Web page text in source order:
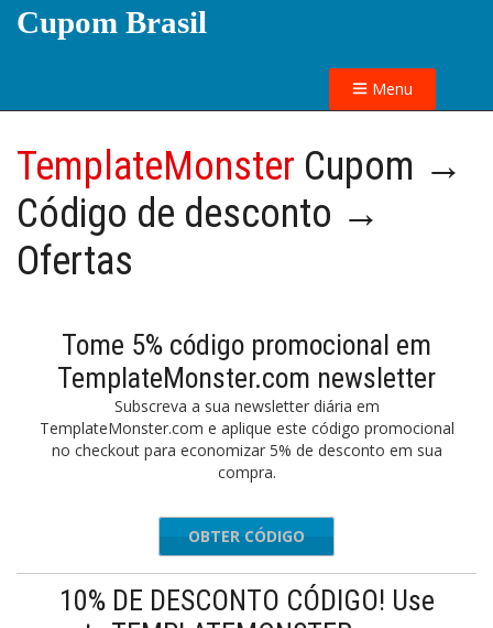
Cupom Brasil
Menu
TemplateMonster Cupom →
Código de desconto →
Ofertas
Tome 5% código promocional em
TemplateMonster.com newsletter
Subscreva a sua newsletter diária em
TemplateMonster.com e aplique este código promocional
no checkout para economizar 5% de desconto em sua
compra.
THRIFT7
OBTER CÓDIGO
10% DE DESCONTO CÓDIGO! Use